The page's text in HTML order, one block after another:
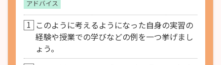
アドバイス
1 このように考えるようになった自身の実習の
経験や授業での学びなどの例を一つ挙げまし
ょう。